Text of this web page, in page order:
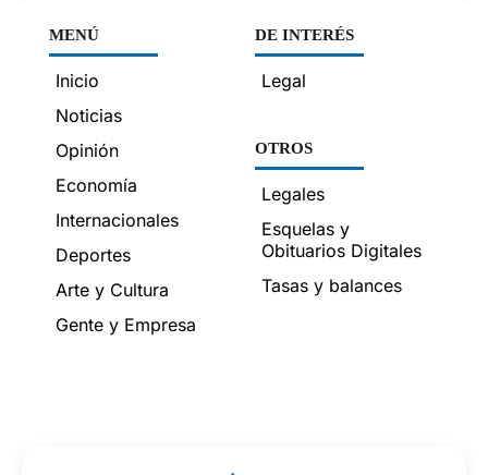
MENÚ
Inicio
Noticias
Opinión
Economía
Internacionales
Deportes
Arte y Cultura
Gente y Empresa
DE INTERÉS
Legal
OTROS
Legales
Esquelas y
Obituarios Digitales
Tasas y balances